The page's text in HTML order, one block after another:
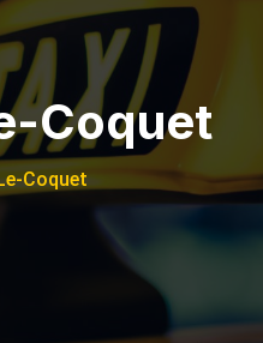
Coquet
Coquet